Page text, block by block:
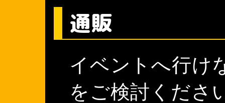
通販
イベントへ行け
をご検討くださ